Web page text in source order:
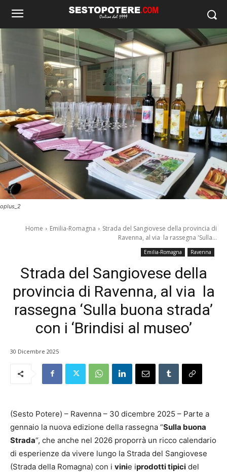
oplus_2
Home Emilia-Romagna
Strada del Sangiovese della provincia di
Ravenna, al via la rassegna 'Sulla...
Emilia-Romagna Ravenna
Strada del Sangiovese della
provincia di Ravenna, al via la
rassegna ‘Sulla buona strada’
con i ‘Brindisi al museo’
30 Dicembre 2025
(Sesto Potere) – Ravenna – 30 dicembre 2025 – Parte a
gennaio la nuova edizione della rassegna “Sulla buona
Strada“, che anche nel 2026 proporrà un ricco calendario
di esperienze da vivere lungo la Strada del Sangiovese
(Strada della Romagna) con i vinie iprodotti tipici del